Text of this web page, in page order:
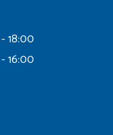
18:00
16:00